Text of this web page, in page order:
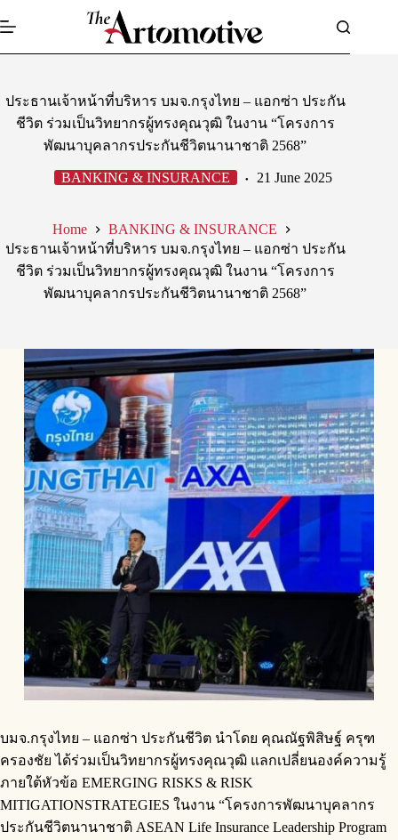
to
ประธานเจ้าหน้าที่บริหาร บมจ.กรุงไทย – แอกซ่า ประกัน
ชีวิต ร่วมเป็นวิทยากรผู้ทรงคุณวุฒิ ในงาน “โครงการ
พัฒนาบุคลากรประกันชีวิตนานาชาติ 2568”
BANKING & INSURANCE 21 June 2025
Home
BANKING & INSURANCE
ประธานเจ้าหน้าที่บริหาร บมจ.กรุงไทย – แอกซ่า ประกัน
ชีวิต ร่วมเป็นวิทยากรผู้ทรงคุณวุฒิ ในงาน “โครงการ
พัฒนาบุคลากรประกันชีวิตนานาชาติ 2568”
บมจ.กรุงไทย – แอกซ่า ประกันชีวิต นำโดย คุณณัฐพิสิษฐ์ ครุฑ
ครองชัย ได้ร่วมเป็นวิทยากรผู้ทรงคุณวุฒิ แลกเปลี่ยนองค์ความรู้
ภายใต้หัวข้อ EMERGING RISKS & RISK
MITIGATIONSTRATEGIES ในงาน “โครงการพัฒนาบุคลากร
ประกันชีวิตนานาชาติ ASEAN Life Insurance Leadership Program